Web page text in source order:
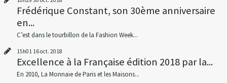
Frédérique Constant, son 30ème anniversaire
en...
C’est dans le tourbillon de la Fashion Week...
15h01 16oct. 2018
Excellence à la Française édition 2018 par la...
En 2010, La Monnaie de Paris et les Maisons...